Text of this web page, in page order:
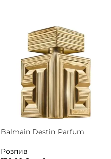
Balmain Destin Parfum
Розпив